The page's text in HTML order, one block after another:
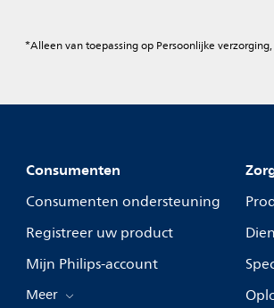
*Alleen van toepassing op Persoonlijke
Consumenten
Consumenten ondersteuning
Registreer uw product
Mijn Philips-account
Meer